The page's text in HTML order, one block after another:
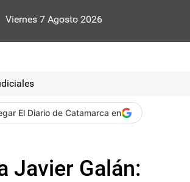
Viernes 7 Agosto 2026
El Diario de Catamarca en
Javier Galán: